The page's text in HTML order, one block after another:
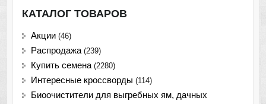
КАТАЛОГ ТОВАРОВ
Акции (46)
Распродажа (239)
Купить семена (2280)
Интересные кроссворды (114)
Биоочистители для выгребных ям, дачных